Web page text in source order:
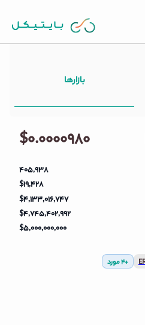
بازارها
$۰.۰۰۰۰۹۸۰
۴۰۵,۹۳۸
$۱۹,۴۲۸
$۴,۱۳۳,۰۱۶,۷۴۷
$۴,۷۴۵,۴۰۲,۹۹۲
$۵,۰۰۰,۰۰۰,۰۰۰
+
4مورد